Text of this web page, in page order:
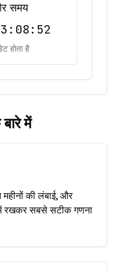
समय
होता है
में
की लंबाई, और
में रखकर सबसे सटीक गणना